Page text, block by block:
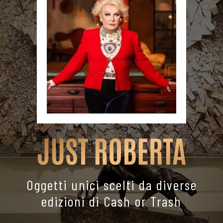
Oggetti unici scelti da diverse
edizioni di Cash or Trash